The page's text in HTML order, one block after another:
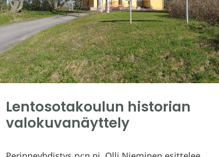
Lentosotakoulun historian
valokuvanäyttely